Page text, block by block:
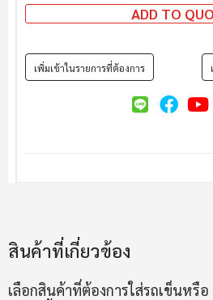
ADD TO
เพิ่มเข้าในรายการที่ต้องการ
สินค้าที่เกี่ยวข้อง
เลือกสินค้าที่ต้องการใส่รถเข็นหรือ